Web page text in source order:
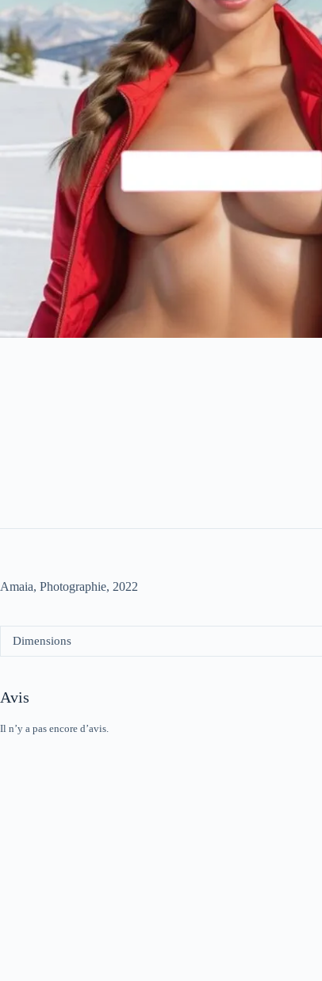
Amaia, Photographie, 2022
Dimensions
Avis
Il n’y a pas encore d’avis.